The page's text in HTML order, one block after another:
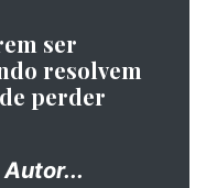
ser
resolvem
perder